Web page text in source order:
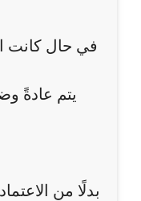
في حال كانت
يتم عادةً
بدلًا من